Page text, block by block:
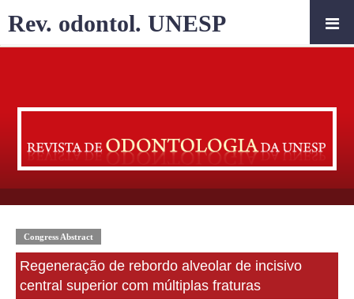
Congress Abstract
Regeneração de rebordo alveolar de incisivo
central superior com múltiplas fraturas
Rev. odontol. UNESP